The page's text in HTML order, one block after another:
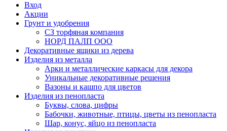
Вход
Акции
Грунт и удобрения
СЗ торфяная компания
НОРД ПАЛП ООО
Декоративные ящики из дерева
Изделия из металла
Арки и металлические каркасы для декора
Уникальные декоративные решения
Вазоны и кашпо для цветов
Изделия из пенопласта
Буквы, слова, цифры
Бабочки, животные, птицы, цветы из пенопласта
Шар, конус, яйцо из пенопласта